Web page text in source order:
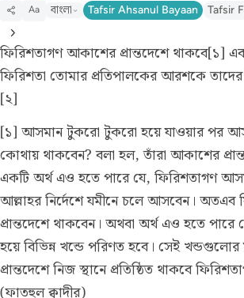
Aa বাংলা Tafsir Ahsanul Bayaan Tafsir
ফিরিশতাগণ আকাশের প্রান্তদেশে থাকবে[১]
ফিরিশতা তোমার প্রতিপালকের আরশকে তাদের
[২]
[১] আসমান টুকরো টুকরো হয়ে যাওয়ার পর
কোথায় থাকবেন? বলা হল, তাঁরা আকাশের
একটি অর্থ এও হতে পারে যে, ফিরিশতাগণ
আল্লাহর নির্দেশে যমীনে চলে আসবেন। অতএব
প্রান্তদেশে থাকবেন। অথবা অর্থ এও হতে
হয়ে বিভিন্ন খন্ডে পরিণত হবে। সেই
প্রান্তদেশে নিজ স্থানে প্রতিষ্ঠিত থাকবে
(ফাতহুল ক্বাদীর)